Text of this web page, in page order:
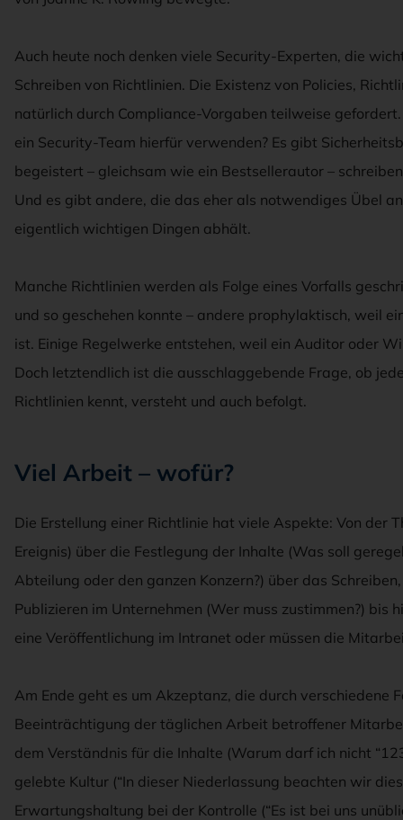
Auch heute noch denken viele Security-Experten, die
Schreiben von Richtlinien. Die Existenz von Policies,
natürlich durch Compliance-Vorgaben teilweise
ein Security-Team hierfür verwenden? Es gibt
begeistert – gleichsam wie ein Bestsellerautor –
Und es gibt andere, die das eher als notwendiges Übel
eigentlich wichtigen Dingen abhält.
Manche Richtlinien werden als Folge eines Vorfalls
und so geschehen konnte – andere prophylaktisch, weil
ist. Einige Regelwerke entstehen, weil ein Auditor oder
Doch letztendlich ist die ausschlaggebende Frage, ob
Richtlinien kennt, versteht und auch befolgt.
Viel Arbeit – wofür?
Die Erstellung einer Richtlinie hat viele Aspekte: Von der
Ereignis) über die Festlegung der Inhalte (Was soll
Abteilung oder den ganzen Konzern?) über das
Publizieren im Unternehmen (Wer muss zustimmen?) bis
eine Veröffentlichung im Intranet oder müssen die
Am Ende geht es um Akzeptanz, die durch verschiedene
Beeinträchtigung der täglichen Arbeit betroffener
dem Verständnis für die Inhalte (Warum darf ich nicht
gelebte Kultur (“In dieser Niederlassung beachten wir
Erwartungshaltung bei der Kontrolle (“Es ist bei uns